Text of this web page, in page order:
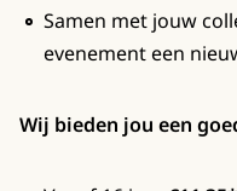
Samen met jouw
evenement een
Wij bieden jou een